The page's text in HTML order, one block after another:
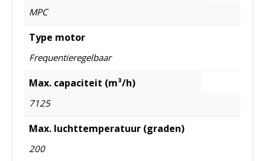
MPC
Type motor
Frequentieregelbaar
Max. capaciteit (m³/h)
7125
Max. luchttemperatuur (graden)
200